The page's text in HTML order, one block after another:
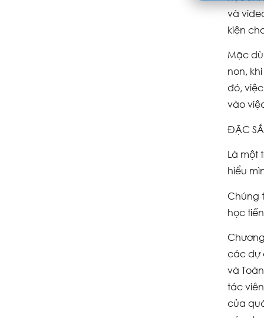
và
kiện
Mặc
non,
đó,
vào
ĐẶC
Là một
hiểu
Chúng
học
các dự
và
tác
của